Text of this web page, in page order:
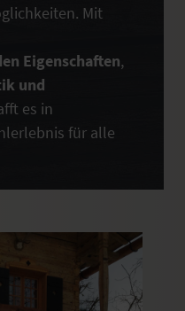
Mit
Eigenschaften,
und
es in
für alle